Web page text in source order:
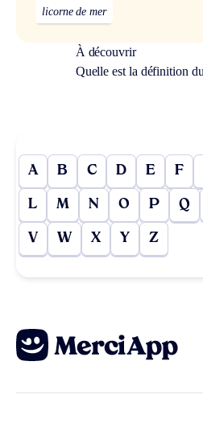
licorne de mer
À découvrir
Quelle est la définition
A B C D E F
L M N O P Q
V W X Y Z